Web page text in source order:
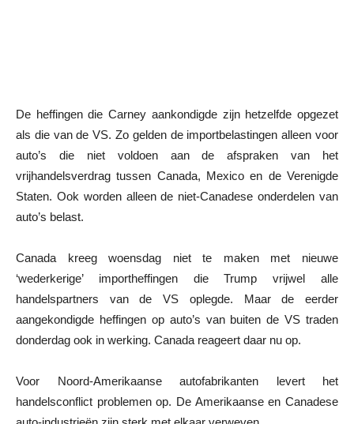
De heffingen die Carney aankondigde zijn hetzelfde opgezet
als die van de VS. Zo gelden de importbelastingen alleen voor
auto’s die niet voldoen aan de afspraken van het
vrijhandelsverdrag tussen Canada, Mexico en de Verenigde
Staten. Ook worden alleen de niet-Canadese onderdelen van
auto’s belast.
Canada kreeg woensdag niet te maken met nieuwe
‘wederkerige’ importheffingen die Trump vrijwel alle
handelspartners van de VS oplegde. Maar de eerder
aangekondigde heffingen op auto’s van buiten de VS traden
donderdag ook in werking. Canada reageert daar nu op.
Voor Noord-Amerikaanse autofabrikanten levert het
handelsconflict problemen op. De Amerikaanse en Canadese